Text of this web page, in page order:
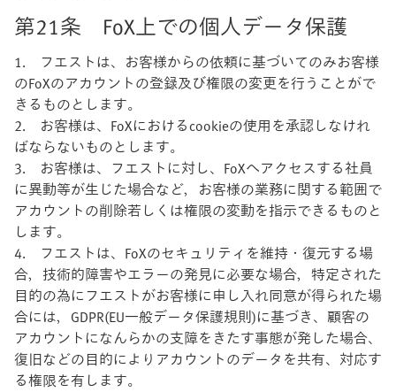
第21条 FoX上での個人データ保護
1. フエストは、お客様からの依頼に基づいてのみお客様
のFoXのアカウントの登録及び権限の変更を行うことがで
きるものとします。
2. お客様は、FoXにおけるcookieの使用を承認しなけれ
ばならないものとします。
3. お客様は、フエストに対し、FoXへアクセスする社員
に異動等が生じた場合など，お客様の業務に関する範囲で
アカウントの削除若しくは権限の変動を指示できるものと
します。
4. フエストは、FoXのセキュリティを維持・復元する場
合，技術的障害やエラーの発見に必要な場合，特定された
目的の為にフエストがお客様に申し入れ同意が得られた場
合には，GDPR(EU一般データ保護規則)に基づき、顧客の
アカウントになんらかの支障をきたす事態が発した場合、
復旧などの目的によりアカウントのデータを共有、対応す
る権限を有します。